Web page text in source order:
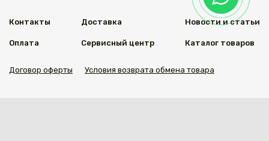
Контакты
Оплата
Доставка
Сервисный центр
Новости и статьи
Каталог товаров
Договор оферты Условия возврата обмена товара